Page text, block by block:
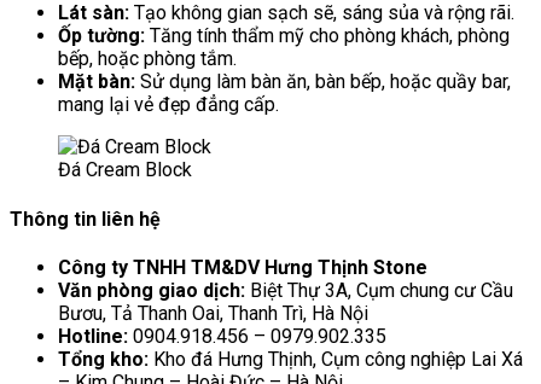
Lát sàn: Tạo không gian sạch sẽ, sáng sủa và rộng rãi.
Ốp tường: Tăng tính thẩm mỹ cho phòng khách, phòng
bếp, hoặc phòng tắm.
Mặt bàn: Sử dụng làm bàn ăn, bàn bếp, hoặc quầy bar,
mang lại vẻ đẹp đẳng cấp.
Đá Cream Block
Thông tin liên hệ
Công ty TNHH TM&DV Hưng Thịnh Stone
Văn phòng giao dịch: Biệt Thự 3A, Cụm chung cư Cầu
Bươu, Tả Thanh Oai, Thanh Trì, Hà Nội
Hotline: 0904.918.456 – 0979.902.335
Tổng kho: Kho đá Hưng Thịnh, Cụm công nghiệp Lai Xá